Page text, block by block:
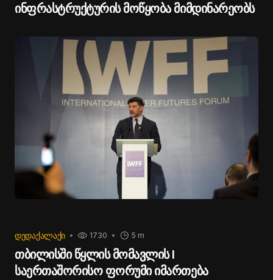
ინფრასტრუქტურის მოწყობა მიმდინარეობს
ᲓᲔᲓᲐᲥᲐᲚᲐᲥᲘ 5 m
1730
თბილისში წყლის მომავლის I
საერთაშორისო ფორუმი იმართება